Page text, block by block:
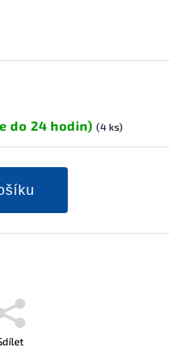
do 24 hodin) (4 ks)